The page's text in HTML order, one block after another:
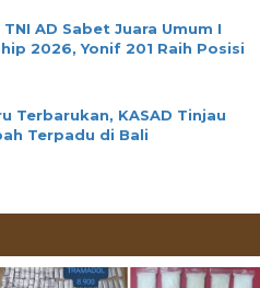
AD Sabet Juara Umum I
2026, Yonif 201 Raih Posisi
Terbarukan, KASAD Tinjau
Terpadu di Bali